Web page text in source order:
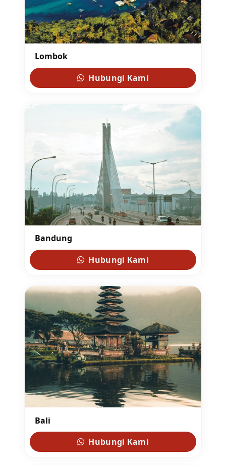
Lombok
Hubungi Kami
Bandung
Hubungi Kami
Bali
Hubungi Kami